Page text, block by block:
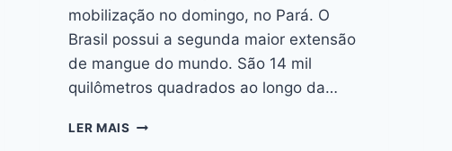
mobilização no domingo, no Pará. O
Brasil possui a segunda maior extensão
de mangue do mundo. São 14 mil
quilômetros quadrados ao longo da…
LER MAIS